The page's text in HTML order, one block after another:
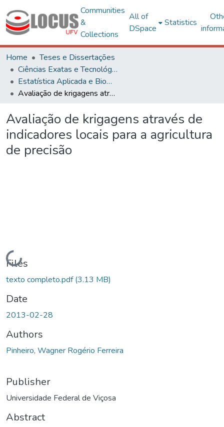
Communities
&
Collections
All of
DSpace
Statistics
Home
Teses e Dissertações
Ciências Exatas e Tecnológicas
Estatística Aplicada e Biometria
Avaliação de krigagens através de indicadores locais para a agricultura de precisão
Avaliação de krigagens através de
indicadores locais para a agricultura
de precisão
Loading...
Files
texto completo.pdf(3.13 MB)
Date
2013-02-28
Authors
Pinheiro, Wagner Rogério Ferreira
Publisher
Universidade Federal de Viçosa
Abstract